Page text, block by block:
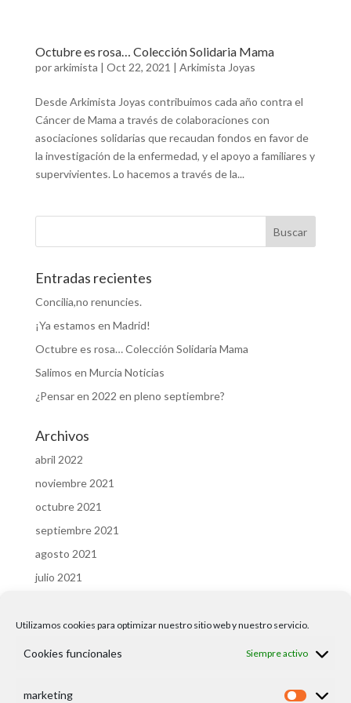
Utilizamos cookies para optimizar nuestro sitio web y nuestro servicio.
Cookies funcionales Siempre activo
marketing
Octubre es rosa… Colección Solidaria Mama
porarkimista | Oct 22, 2021 | Arkimista Joyas
Desde Arkimista Joyas contribuimos cada año contra el
Cáncer de Mama a través de colaboraciones con
asociaciones solidarias que recaudan fondos en favor de
la investigación de la enfermedad, y el apoyo a familiares y
supervivientes. Lo hacemos a través de la...
Entradas recientes
Concilia,no renuncies.
¡Ya estamos en Madrid!
Octubre es rosa… Colección Solidaria Mama
Salimos en Murcia Noticias
¿Pensar en 2022 en pleno septiembre?
Archivos
abril 2022
noviembre 2021
octubre 2021
septiembre 2021
agosto 2021
julio 2021